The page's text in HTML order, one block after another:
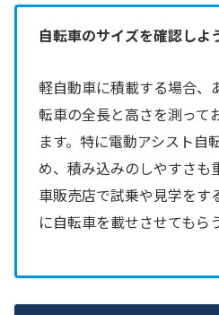
自転車のサイズを確認しよ
軽自動車に積載する場合、
転車の全長と高さを測って
ます。特に電動アシスト自
め、積み込みのしやすさも
車販売店で試乗や見学をす
に自転車を載せさせてもら